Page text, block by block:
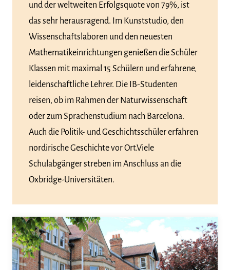
und der weltweiten Erfolgsquote von 79%, ist
das sehr herausragend. Im Kunststudio, den
Wissenschaftslaboren und den neuesten
Mathematikeinrichtungen genießen die Schüler
Klassen mit maximal 15 Schülern und erfahrene,
leidenschaftliche Lehrer. Die IB-Studenten
reisen, ob im Rahmen der Naturwissenschaft
oder zum Sprachenstudium nach Barcelona.
Auch die Politik- und Geschichtsschüler erfahren
nordirische Geschichte vor Ort.Viele
Schulabgänger streben im Anschluss an die
Oxbridge-Universitäten.